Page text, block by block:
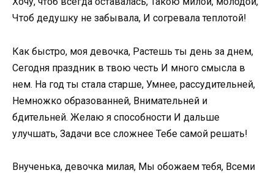
Чтоб дедушку не забывала, И согревала теплотой!
Как быстро, моя девочка, Растешь ты день за днем,
Сегодня праздник в твою честь И много смысла в
нем. На год ты стала старше, Умнее, рассудительней,
Немножко образованней, Внимательней и
бдительней. Желаю я способности И дальше
улучшать, Задачи все сложнее Тебе самой решать!
Внученька, девочка милая, Мы обожаем тебя, Всеми